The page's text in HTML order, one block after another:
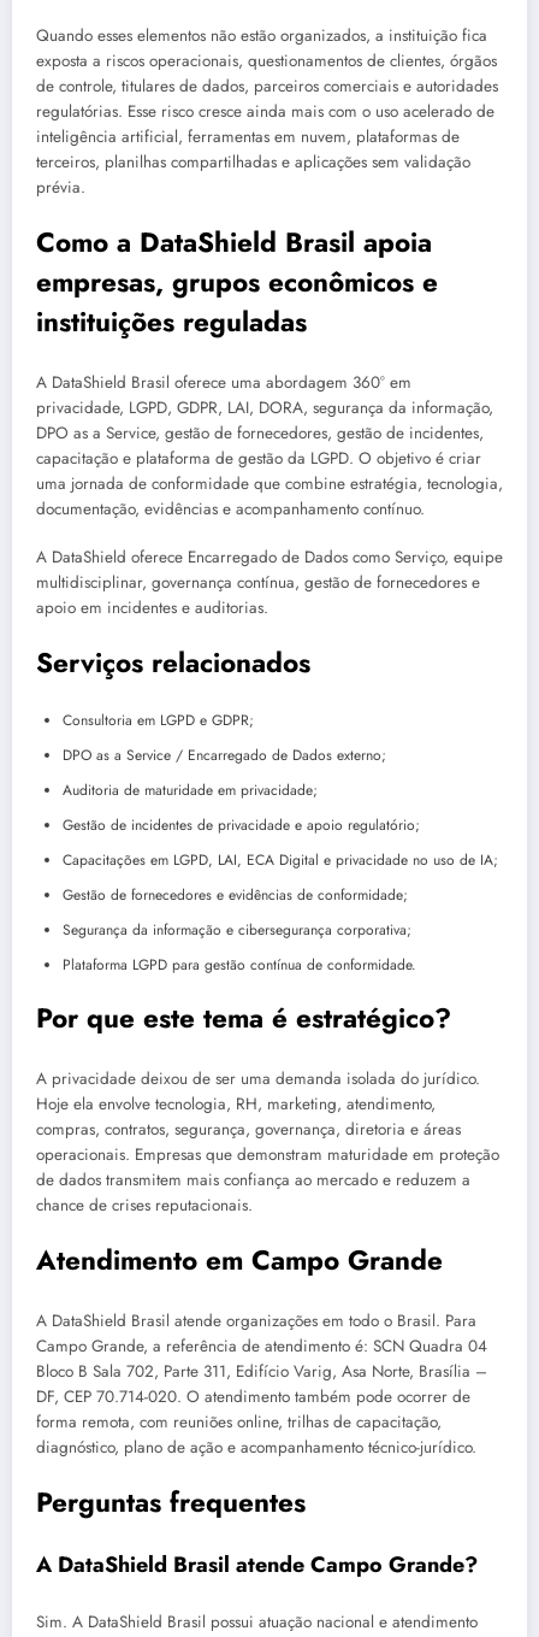
Quando esses elementos não estão organizados, a instituição fica
exposta a riscos operacionais, questionamentos de clientes, órgãos
de controle, titulares de dados, parceiros comerciais e autoridades
regulatórias. Esse risco cresce ainda mais com o uso acelerado de
inteligência artificial, ferramentas em nuvem, plataformas de
terceiros, planilhas compartilhadas e aplicações sem validação
prévia.
Como a DataShield Brasil apoia
empresas, grupos econômicos e
instituições reguladas
A DataShield Brasil oferece uma abordagem 360° em
privacidade, LGPD, GDPR, LAI, DORA, segurança da informação,
DPO as a Service, gestão de fornecedores, gestão de incidentes,
capacitação e plataforma de gestão da LGPD. O objetivo é criar
uma jornada de conformidade que combine estratégia, tecnologia,
documentação, evidências e acompanhamento contínuo.
A DataShield oferece Encarregado de Dados como Serviço, equipe
multidisciplinar, governança contínua, gestão de fornecedores e
apoio em incidentes e auditorias.
Serviços relacionados
Consultoria em LGPD e GDPR;
DPO as a Service / Encarregado de Dados externo;
Auditoria de maturidade em privacidade;
Gestão de incidentes de privacidade e apoio regulatório;
Capacitações em LGPD, LAI, ECA Digital e privacidade no uso de IA;
Gestão de fornecedores e evidências de conformidade;
Segurança da informação e cibersegurança corporativa;
Plataforma LGPD para gestão contínua de conformidade.
Por que este tema é estratégico?
A privacidade deixou de ser uma demanda isolada do jurídico.
Hoje ela envolve tecnologia, RH, marketing, atendimento,
compras, contratos, segurança, governança, diretoria e áreas
operacionais. Empresas que demonstram maturidade em proteção
de dados transmitem mais confiança ao mercado e reduzem a
chance de crises reputacionais.
Atendimento em Campo Grande
A DataShield Brasil atende organizações em todo o Brasil. Para
Campo Grande, a referência de atendimento é: SCN Quadra 04
Bloco B Sala 702, Parte 311, Edifício Varig, Asa Norte, Brasília –
DF, CEP 70.714-020. O atendimento também pode ocorrer de
forma remota, com reuniões online, trilhas de capacitação,
diagnóstico, plano de ação e acompanhamento técnico-jurídico.
Perguntas frequentes
A DataShield Brasil atende Campo Grande?
Sim. A DataShield Brasil possui atuação nacional e atendimento